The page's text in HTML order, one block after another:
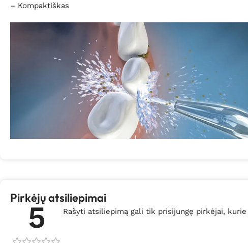
– Kompaktiškas
Pirkėjų atsiliepimai
5 Rašyti atsiliepimą gali tik prisijungę pirkėjai,